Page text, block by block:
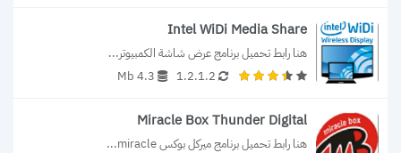
Intel WiDi Media Share
هنا رابط تحميل برنامج عرض شاشة الكمبيوتر...
1.2.1.2
4.3 Mb
Miracle Box Thunder Digital
هنا رابط تحميل برنامج ميركل بوكس miracle...